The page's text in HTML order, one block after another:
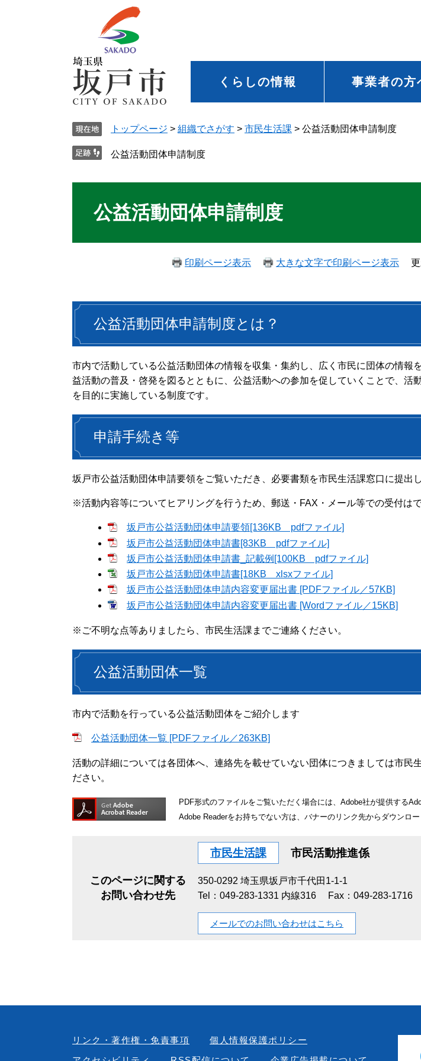
くらしの情報 事業者の方
トップページ > 組織でさがす > 市民生活課 > 公益活動団体申請制度
公益活動団体申請制度
公益活動団体申請制度
印刷ページ表示 大きな文字で印刷ページ表示
公益活動団体申請制度とは？
市内で活動している公益活動団体の情報を収集・集約し、広く市民に団体の情報
益活動の普及・啓発を図るとともに、公益活動への参加を促していくことで、活
を目的に実施している制度です。
申請手続き等
坂戸市公益活動団体申請要領をご覧いただき、必要書類を市民生活課窓口に提出
※活動内容等についてヒアリングを行うため、郵送・FAX・メール等での受付はで
坂戸市公益活動団体申請要領[136KB pdfファイル]
坂戸市公益活動団体申請書[83KB pdfファイル]
坂戸市公益活動団体申請書_記載例[100KB pdfファイル]
坂戸市公益活動団体申請書[18KB xlsxファイル]
坂戸市公益活動団体申請内容変更届出書 [PDFファイル／57KB]
坂戸市公益活動団体申請内容変更届出書 [Wordファイル／15KB]
※ご不明な点等ありましたら、市民生活課までご連絡ください。
公益活動団体一覧
市内で活動を行っている公益活動団体をご紹介します
公益活動団体一覧 [PDFファイル／263KB]
活動の詳細については各団体へ、連絡先を載せていない団体につきましては市民
ださい。
PDF形式のファイルをご覧いただく場合には、Adobe社が提供する
Adobe Readerをお持ちでない方は、バナーのリンク先からダウンロー
このページに関する
お問い合わせ先
市民生活課 市民活動推進係
350-0292 埼玉県坂戸市千代田1-1-1
Tel：049-283-1331 内線316
Fax：049-283-1716
メールでのお問い合わせはこちら
リンク・著作権・免責事項
個人情報保護ポリシー